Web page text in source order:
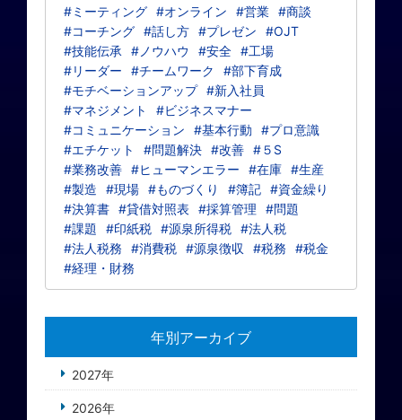
#ミーティング #オンライン #営業 #商談
#コーチング #話し方 #プレゼン
#OJT
#技能伝承
#ノウハウ #安全 #工場
#リーダー
#チームワーク
#部下育成
#モチベーションアップ #新入社員
#マネジメント
#ビジネスマナー
#コミュニケーション
#基本行動
#プロ意識
#エチケット
#問題解決 #改善 #５S
#業務改善 #ヒューマンエラー #在庫 #生産
#製造
#現場 #ものづくり #簿記 #資金繰り
#決算書 #貸借対照表 #採算管理
#問題
#課題
#印紙税 #源泉所得税 #法人税
#法人税務
#消費税 #源泉徴収 #税務
#税金
#経理・財務
年別アーカイブ
2027年
2026年